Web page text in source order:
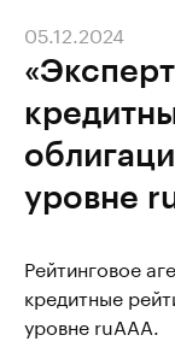
уровне
05.12.2024
Рейтинговое
кредитные
уровне ruAAA.